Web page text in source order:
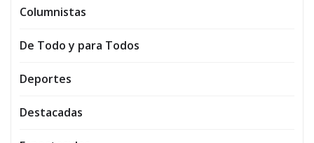
Columnistas
De Todo y para Todos
Deportes
Destacadas